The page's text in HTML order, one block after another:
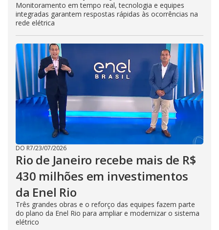
Monitoramento em tempo real, tecnologia e equipes
integradas garantem respostas rápidas às ocorrências na
rede elétrica
DO R7/23/07/2026
Rio de Janeiro recebe mais de R$
430 milhões em investimentos
da Enel Rio
Três grandes obras e o reforço das equipes fazem parte
do plano da Enel Rio para ampliar e modernizar o sistema
elétrico